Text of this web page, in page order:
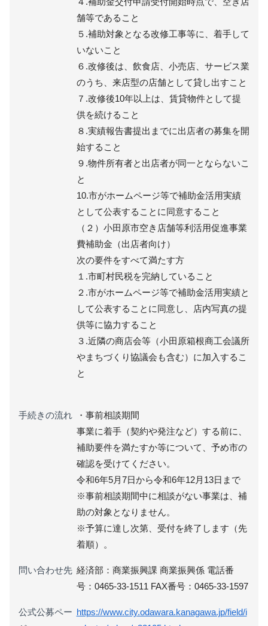
舗等であること
５.補助対象となる改修工事等に、着手して
いないこと
６.改修後は、飲食店、小売店、サービス業
のうち、来店型の店舗として貸し出すこと
７.改修後10年以上は、賃貸物件として提
供を続けること
８.実績報告書提出までに出店者の募集を開
始すること
９.物件所有者と出店者が同一とならないこ
と
10.市がホームページ等で補助金活用実績
として公表することに同意すること
（２）小田原市空き店舗等利活用促進事業
費補助金（出店者向け）
次の要件をすべて満たす方
１.市町村民税を完納していること
２.市がホームページ等で補助金活用実績と
して公表することに同意し、店内写真の提
供等に協力すること
３.近隣の商店会等（小田原箱根商工会議所
やまちづくり協議会も含む）に加入するこ
と
手続きの流れ
・事前相談期間
事業に着手（契約や発注など）する前に、
補助要件を満たすか等について、予め市の
確認を受けてください。
令和6年5月7日から令和6年12月13日まで
※事前相談期間中に相談がない事業は、補
助の対象となりません。
※予算に達し次第、受付を終了します（先
着順）。
問い合わせ先 経済部：商業振興課 商業振興係 電話番
号：0465-33-1511 FAX番号：0465-33-1597
公式公募ペー https://www.city.odawara.kanagawa.jp/field/i